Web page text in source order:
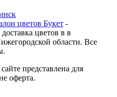
цветов Букет -
цветов в в
области. Все
представлена для
оферта.